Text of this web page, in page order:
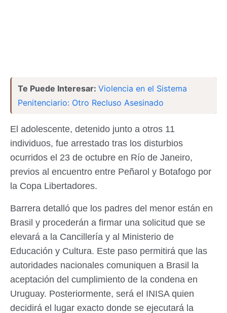
Te Puede Interesar: Violencia en el Sistema
Penitenciario: Otro Recluso Asesinado
El adolescente, detenido junto a otros 11
individuos, fue arrestado tras los disturbios
ocurridos el 23 de octubre en Río de Janeiro,
previos al encuentro entre Peñarol y Botafogo por
la Copa Libertadores.
Barrera detalló que los padres del menor están en
Brasil y procederán a firmar una solicitud que se
elevará a la Cancillería y al Ministerio de
Educación y Cultura. Este paso permitirá que las
autoridades nacionales comuniquen a Brasil la
aceptación del cumplimiento de la condena en
Uruguay. Posteriormente, será el INISA quien
decidirá el lugar exacto donde se ejecutará la